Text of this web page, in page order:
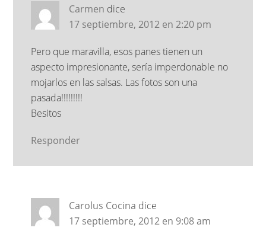
Carmen dice
17 septiembre, 2012 en 2:20 pm
Pero que maravilla, esos panes tienen un
aspecto impresionante, sería imperdonable no
mojarlos en las salsas. Las fotos son una
pasada!!!!!!!!!
Besitos
Responder
Carolus Cocina dice
17 septiembre, 2012 en 9:08 am